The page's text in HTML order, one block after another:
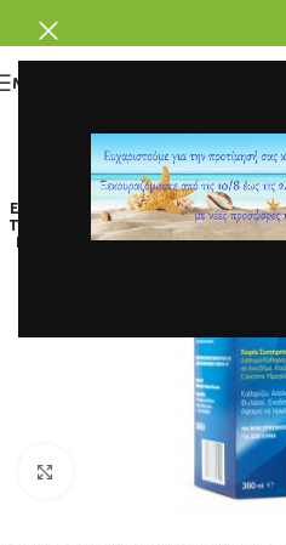
ΜΕΝΟΥ
ΕΞΑΝ
ΤΛΗΘ
ΗΚΕ
Κάντε κλικ για μεγέθυνση